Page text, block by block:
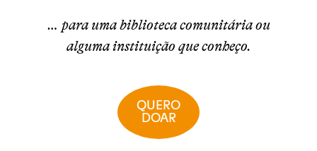
… para uma biblioteca comunitária ou
alguma instituição que conheço.
QUERO
DOAR